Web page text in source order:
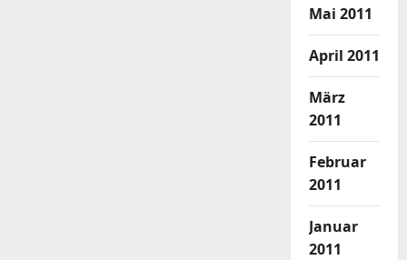
Mai 2011
April 2011
März
2011
Februar
2011
Januar
2011